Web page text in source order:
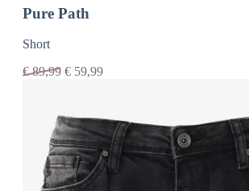
Pure Path
Short
€89,99 € 59,99